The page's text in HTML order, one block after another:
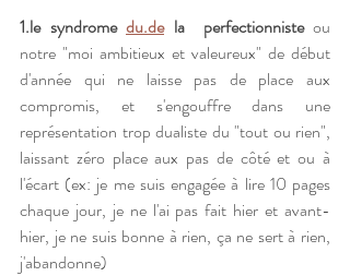
1.le syndrome du.de la  perfectionniste ou
notre "moi ambitieux et valeureux" de début
d'année qui ne laisse pas de place aux
compromis, et s'engouffre dans une
représentation trop dualiste du "tout ou rien",
laissant zéro place aux pas de côté et ou à
l'écart (ex: je me suis engagée à lire 10 pages
chaque jour, je ne l'ai pas fait hier et avant-
hier, je ne suis bonne à rien, ça ne sert à rien,
j'abandonne)